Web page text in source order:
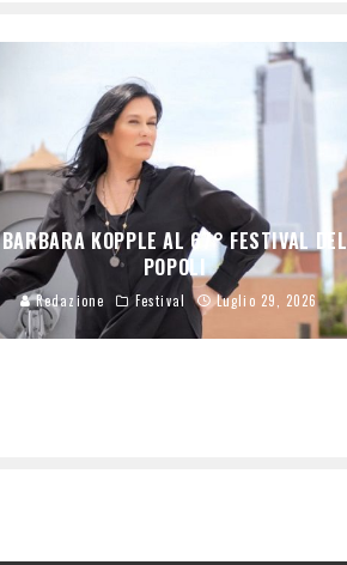
BARBARA KOPPLE AL 67° FESTIVAL DEL
POPOLI
Redazione Festival Luglio 29, 2026